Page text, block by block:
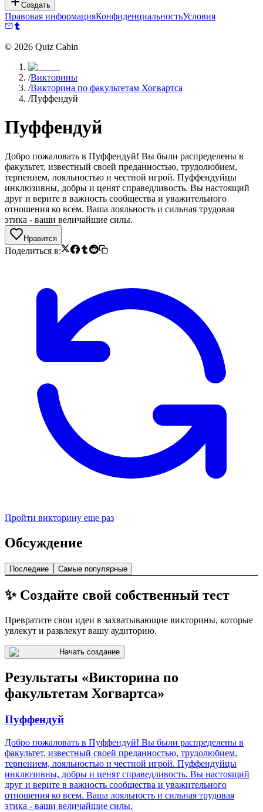
Создать
Правовая информацияКонфиденциальностьУсловия
© 2026 Quiz Cabin
/Викторины
/Викторина по факультетам Хогвартса
/Пуффендуй
Пуффендуй
Добро пожаловать в Пуффендуй! Вы были распределены в
факультет, известный своей преданностью, трудолюбием,
терпением, лояльностью и честной игрой. Пуффендуйцы
инклюзивны, добры и ценят справедливость. Вы настоящий
друг и верите в важность сообщества и уважительного
отношения ко всем. Ваша лояльность и сильная трудовая
этика - ваши величайшие силы.
Нравится
Поделиться в:
Пройти викторину еще раз
Обсуждение
Последние Самые популярные
✨ Создайте свой собственный тест
Превратите свои идеи в захватывающие викторины, которые
увлекут и развлекут вашу аудиторию.
Начать создание
Результаты «Викторина по
факультетам Хогвартса»
Пуффендуй
Добро пожаловать в Пуффендуй! Вы были распределены в
факультет, известный своей преданностью, трудолюбием,
терпением, лояльностью и честной игрой. Пуффендуйцы
инклюзивны, добры и ценят справедливость. Вы настоящий
друг и верите в важность сообщества и уважительного
отношения ко всем. Ваша лояльность и сильная трудовая
этика - ваши величайшие силы.